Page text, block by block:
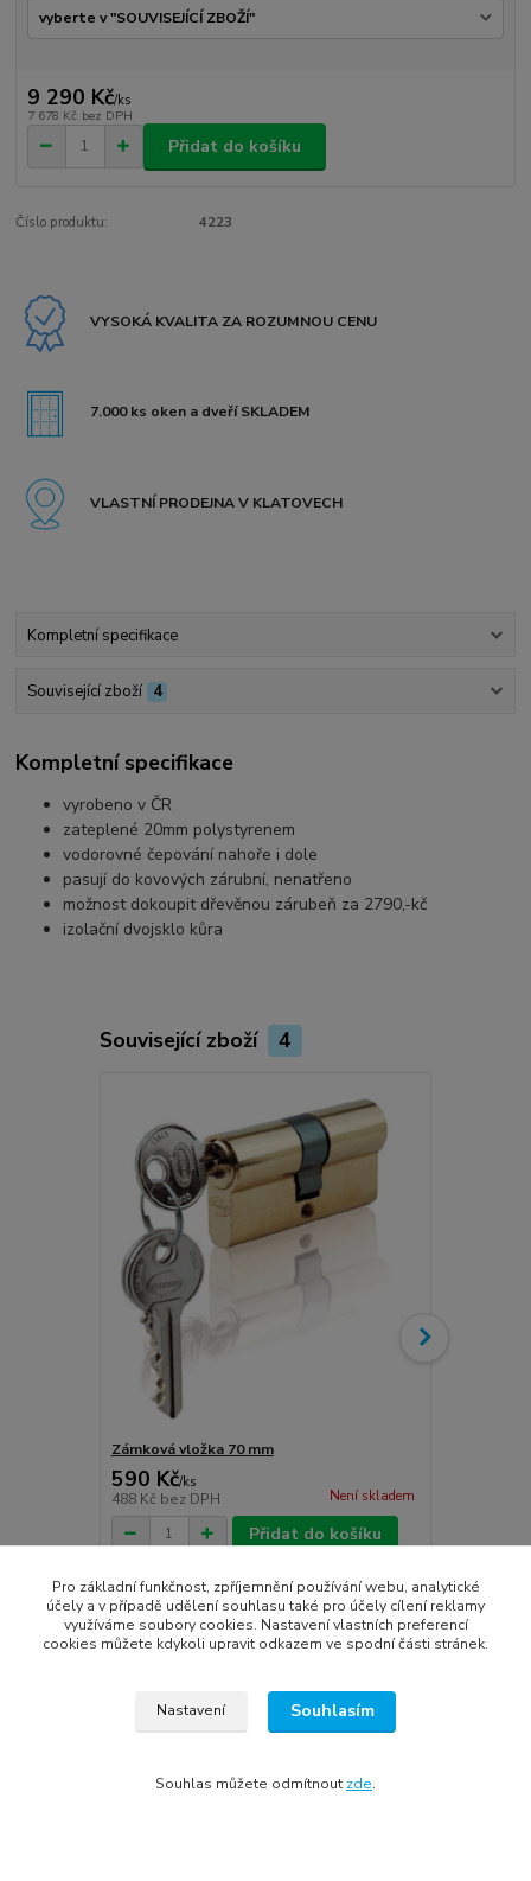
9 290 Kč/ks
7 678 Kč bez DPH
Přidat do košíku
Číslo produktu: 4223
VYSOKÁ KVALITA ZA ROZUMNOU CENU
7.000 ks oken a dveří SKLADEM
VLASTNÍ PRODEJNA V KLATOVECH
Kompletní specifikace
Související zboží 4
Kompletní specifikace
vyrobeno v ČR
zateplené 20mm polystyrenem
vodorovné čepování nahoře i dole
pasují do kovových zárubní, nenatřeno
možnost dokoupit dřevěnou zárubeň za 2790,-kč
izolační dvojsklo kůra
Související zboží 4
Zámková vložka 70 mm
590 Kč/ks
488 Kč bez DPH Není skladem
Přidat do košíku
Vchodové dveře
vedlejší vchodové dveře
Pro základní funkčnost, zpříjemnění používání webu, analytické
účely a v případě udělení souhlasu také pro účely cílení reklamy
využíváme soubory cookies. Nastavení vlastních preferencí
cookies můžete kdykoli upravit odkazem ve spodní části stránek.
Nastavení Souhlasím
Souhlas můžete odmítnout zde.